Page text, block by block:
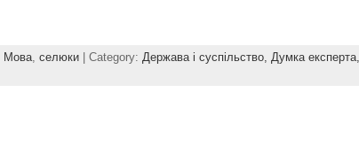
Мова, селюки | Category: Держава і суспільство, Думка експерта,